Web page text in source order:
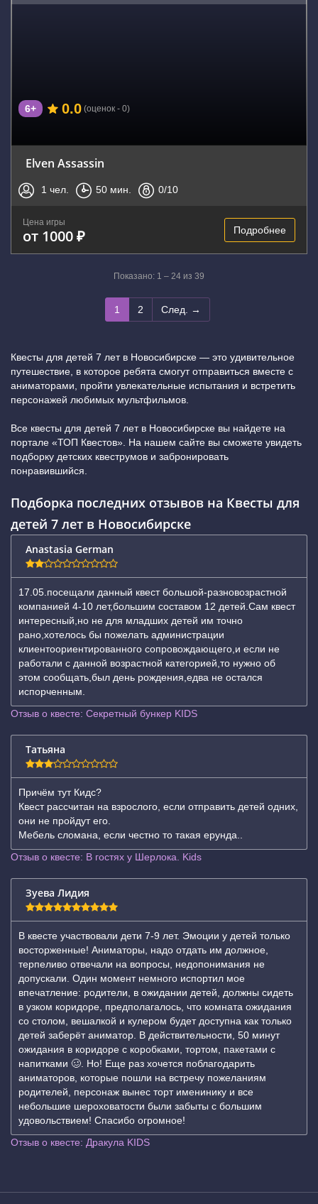
6+ 0.0 (оценок - 0)
Elven Assassin
1 чел. 50 мин. 0/10
Цена игры
от 1000 ₽ Подробнее
Показано: 1 – 24 из 39
1 2 След. →
Квесты для детей 7 лет в Новосибирске — это удивительное
путешествие, в которое ребята смогут отправиться вместе с
аниматорами, пройти увлекательные испытания и встретить
персонажей любимых мультфильмов.
Все квесты для детей 7 лет в Новосибирске вы найдете на
портале «ТОП Квестов». На нашем сайте вы сможете увидеть
подборку детских квеструмов и забронировать
понравившийся.
Подборка последних отзывов на Квесты для
детей 7 лет в Новосибирске
Anastasia German
17.05.посещали данный квест большой-разновозрастной
компанией 4-10 лет,большим составом 12 детей.Сам квест
интересный,но не для младших детей им точно
рано,хотелось бы пожелать администрации
клиентоориентированного сопровождающего,и если не
работали с данной возрастной категорией,то нужно об
этом сообщать,был день рождения,едва не остался
испорченным.
Отзыв о квесте: Секретный бункер KIDS
Татьяна
Причём тут Кидс?
Квест рассчитан на взрослого, если отправить детей одних,
они не пройдут его.
Мебель сломана, если честно то такая ерунда..
Отзыв о квесте: В гостях у Шерлока. Kids
Зуева Лидия
В квесте участвовали дети 7-9 лет. Эмоции у детей только
восторженные! Аниматоры, надо отдать им должное,
терпеливо отвечали на вопросы, недопонимания не
допускали. Один момент немного испортил мое
впечатление: родители, в ожидании детей, должны сидеть
в узком коридоре, предполагалось, что комната ожидания
со столом, вешалкой и кулером будет доступна как только
детей заберёт аниматор. В действительности, 50 минут
ожидания в коридоре с коробками, тортом, пакетами с
напитками 🥴. Но! Еще раз хочется поблагодарить
аниматоров, которые пошли на встречу пожеланиям
родителей, персонаж вынес торт именинику и все
небольшие шероховатости были забыты с большим
удовольствием! Спасибо огромное!
Отзыв о квесте: Дракула KIDS